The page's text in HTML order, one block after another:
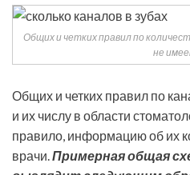
Общих и четких правил по
не
Общих и четких правил по
и их числу в области
правило, информацию об их
врачи.Примерная общая